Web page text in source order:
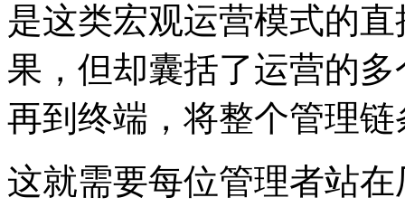
是这类宏观运营模式的
果，但却囊括了运营的
再到终端，将整个管理
这就需要每位管理者站